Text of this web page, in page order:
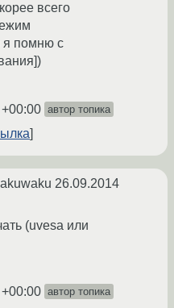
всего
я помню с
автор топика
26.09.2014
(uvesa или
автор топика